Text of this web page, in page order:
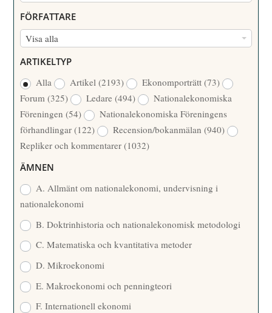
M
M
/
Å
R
FÖRFATTARE
Visa alla
R
F
A
T
T
A
R
ARTIKELTYP
Alla
Artikel(2193) Ekonomporträtt(73)
Forum(325) Ledare(494)
Nationalekonomiska
Föreningen(54)
Nationalekonomiska Föreningens
förhandlingar(122) Recension/bokanmälan(940)
Repliker och kommentarer(1032)
ÄMNEN
A. Allmänt om nationalekonomi, undervisning i
nationalekonomi
B. Doktrinhistoria och nationalekonomisk metodologi
C. Matematiska och kvantitativa metoder
D. Mikroekonomi
E. Makroekonomi och penningteori
F. Internationell ekonomi